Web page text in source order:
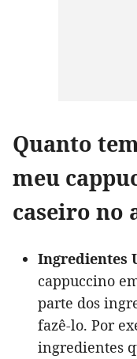
Quanto
meu
caseiro no
Ingredientes
cappuccino
parte dos
fazê-lo. Por
ingredientes